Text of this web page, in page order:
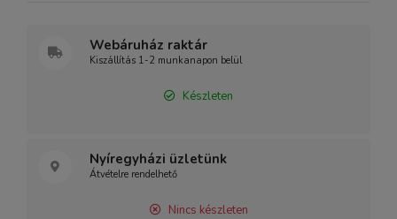
Webáruház raktár
Kiszállítás 1-2 munkanapon belül
Készleten
Nyíregyházi üzletünk
Átvételre rendelhető
Nincs készleten